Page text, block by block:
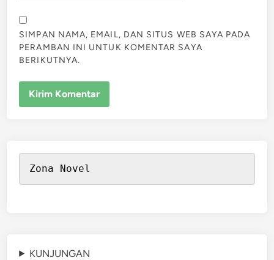
SIMPAN NAMA, EMAIL, DAN SITUS WEB SAYA PADA
PERAMBAN INI UNTUK KOMENTAR SAYA
BERIKUTNYA.
Zona Novel
KUNJUNGAN